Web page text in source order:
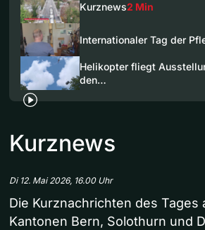
Kurznews2 Min
Internationaler Tag der
Helikopter fliegt
den…
Kurznews
Di 12. Mai 2026, 16.00 Uhr
Die Kurznachrichten des Tages
Kantonen Bern, Solothurn und